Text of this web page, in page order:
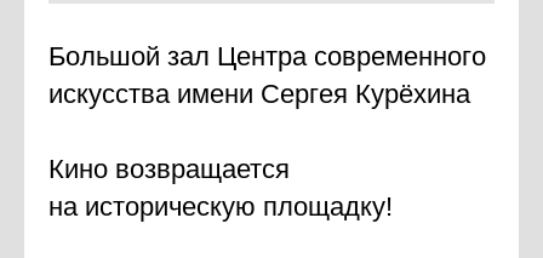
Большой зал Центра современного
искусства имени Сергея Курёхина
Кино возвращается
на историческую площадку!